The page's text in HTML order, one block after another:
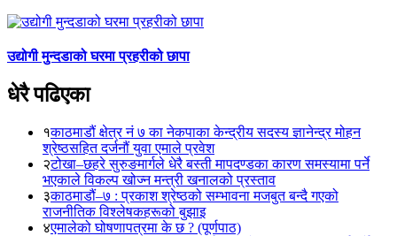
उद्योगी मुन्दडाको घरमा प्रहरीको छापा
धेरै पढिएका
१काठमाडौं क्षेत्र नं ७ का नेकपाका केन्द्रीय सदस्य ज्ञानेन्द्र मोहन
श्रेष्ठसहित दर्जनौं युवा एमाले प्रवेश
२टोखा–छहरे सुरुङमार्गले धेरै बस्ती मापदण्डका कारण समस्यामा पर्ने
भएकाले विकल्प खोज्न मन्त्री खनालको प्रस्ताव
३काठमाडौं–७ : प्रकाश श्रेष्ठको सम्भावना मजबुत बन्दै गएको
राजनीतिक विश्लेषकहरूको बुझाइ
४एमालेको घोषणापत्रमा के छ ? (पूर्णपाठ)